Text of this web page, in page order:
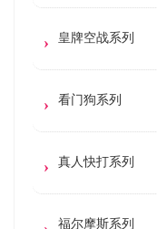
皇牌空战系列
看门狗系列
真人快打系列
福尔摩斯系列